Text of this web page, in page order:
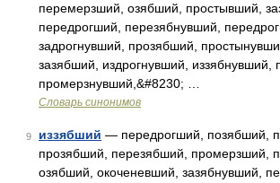
перемерзший, озябший, простывший,
передрогший, перезябнувший,
задрогнувший, прозябший,
зазябший, издрогнувший, иззябнувший,
промерзнувший,&#8230; …
Словарь синонимов
9 иззябший — передрогший, позябший,
прозябший, перезябший, промерзший,
озябший, окоченевший, зазябнувший,